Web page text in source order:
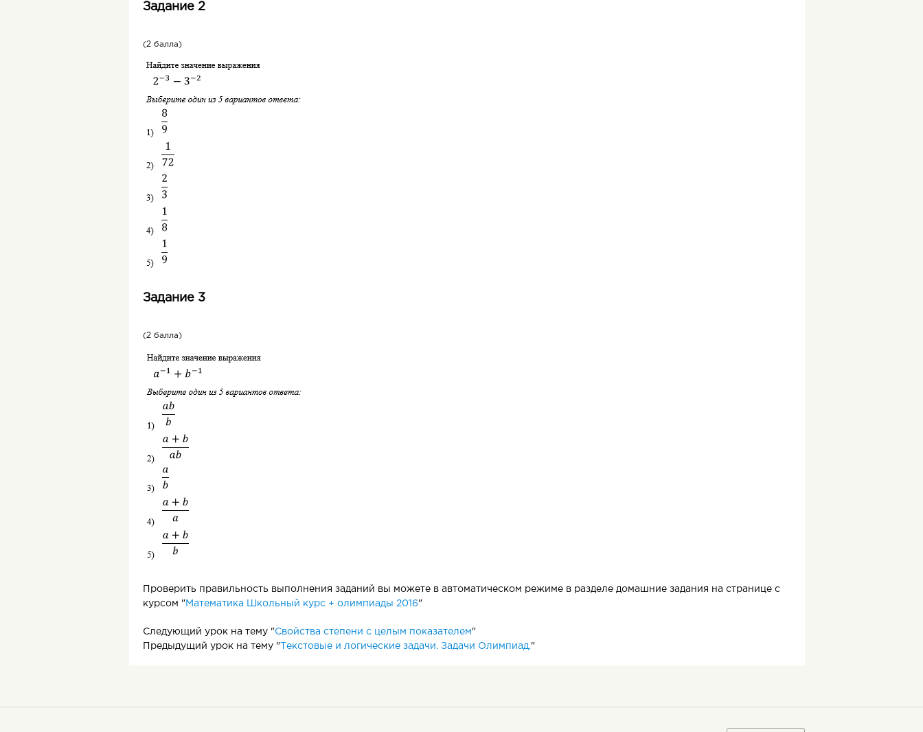
Задание 2
(2 балла)
Задание 3
(2 балла)
Проверить правильность выполнения заданий вы можете в автоматическом режиме в разделе домашние задания на странице с
курсом " Математика Школьный курс + олимпиады 2016"
Следующий урок на тему "Свойства степени с целым показателем"
Предыдущий урок на тему " Текстовые и логические задачи. Задачи Олимпиад."